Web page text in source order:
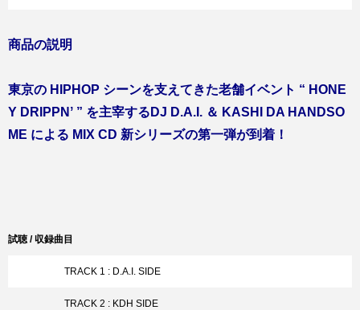
商品の説明
東京の HIPHOP シーンを支えてきた老舗イベント “ HONE
Y DRIPPNʼ ” を主宰するDJ D.A.I. ＆ KASHI DA HANDSO
ME による MIX CD 新シリーズの第一弾が到着！
試聴 / 収録曲目
TRACK 1 : D.A.I. SIDE
TRACK 2 : KDH SIDE